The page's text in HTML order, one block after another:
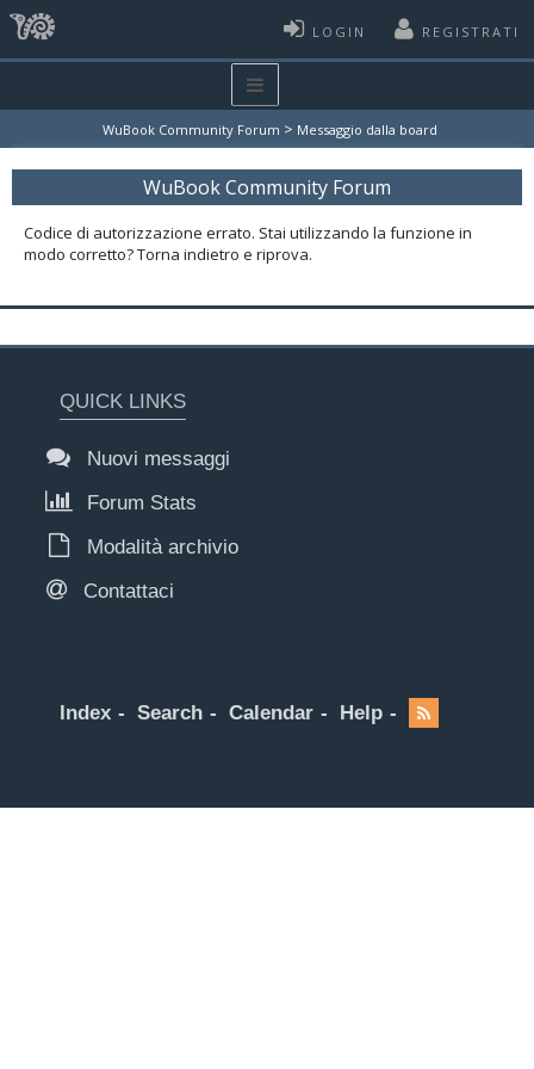
LOGIN REGISTRATI
WuBook Community Forum > Messaggio dalla board
WuBook Community Forum
Codice di autorizzazione errato. Stai utilizzando la funzione in
modo corretto? Torna indietro e riprova.
QUICK LINKS
Nuovi messaggi
Forum Stats
Modalità archivio
Contattaci
Index Search Calendar Help